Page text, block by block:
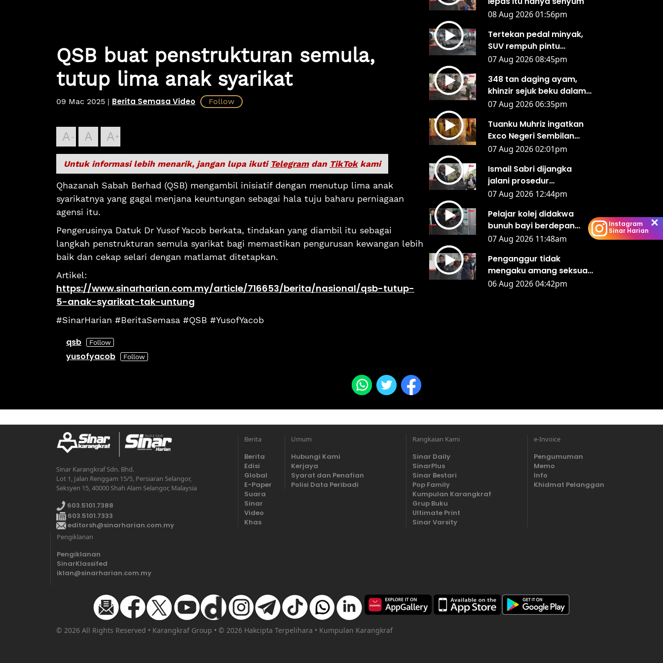
QSB buat penstrukturan semula,
tutup lima anak syarikat
09 Mac 2025 | Berita Semasa Video
A A A
Untuk informasi lebih menarik, jangan lupa ikuti Telegramdan TikTokkami
Qhazanah Sabah Berhad (QSB) mengambil inisiatif dengan menutup lima anak
syarikatnya yang gagal menjana keuntungan sebagai hala tuju baharu perniagaan
agensi itu.
Pengerusinya Datuk Dr Yusof Yacob berkata, tindakan yang diambil itu sebagai
langkah penstrukturan semula syarikat bagi memastikan pengurusan kewangan lebih
baik dan cekap selari dengan matlamat ditetapkan.
Artikel:
https://www.sinarharian.com.my/article/716653/berita/nasional/qsb-tutup-
5-anak-syarikat-tak-untung
#SinarHarian #BeritaSemasa #QSB #YusofYacob
qsb
yusofyacob
08 Aug 2026 01:56pm
Tertekan pedal minyak,
SUV rempuh pintu
lapangan terbang Kota
07 Aug 2026 08:45pm
348 tan daging ayam,
khinzir sejuk beku dalam
12 kontena disita di
07 Aug 2026 06:35pm
Tuanku Muhriz ingatkan
Exco Negeri Sembilan
jujur, jangan salah guna
07 Aug 2026 02:01pm
Ismail Sabri dijangka
jalani prosedur
pemasangan perentak
07 Aug 2026 12:44pm
Pelajar kolej didakwa
bunuh bayi berdepan
hukuman mati, teman
07 Aug 2026 11:48am
Penganggur tidak
mengaku amang seksual
fizikal remaja perempuan
06 Aug 2026 04:42pm
Sinar Karangkraf Sdn. Bhd.
Lot 1, Jalan Renggam 15/5, Persiaran Selangor,
Seksyen 15, 40000 Shah Alam Selangor, Malaysia
603.5101.7388
603.5101.7333
editorsh@sinarharian.com.my
Berita
Berita
Edisi
Global
E-Paper
Suara
Sinar
Video
Khas
Umum
Hubungi Kami
Kerjaya
Syarat dan Penafian
Polisi Data Peribadi
Rangkaian Kami
Sinar Daily
SinarPlus
Sinar Bestari
Pop Family
Kumpulan Karangkraf
Grup Buku
Ultimate Print
Sinar Varsity
e-Invoice
Pengumuman
Memo
Info
Khidmat Pelanggan
Pengiklanan
Pengiklanan
SinarKlassifed
iklan@sinarharian.com.my
Instagram
Sinar Harian
© 2026 All Rights Reserved • Karangkraf Group • © 2026 Hakcipta Terpelihara • Kumpulan Karangkraf